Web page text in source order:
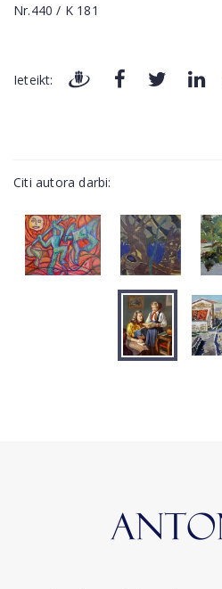
Nr.440 / K 181
Ieteikt:
Citi autora darbi: